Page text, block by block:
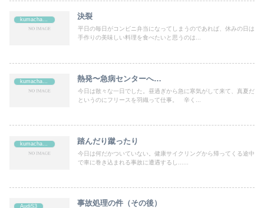
決裂
平日の毎日がコンビニ弁当になってしまうのであれば、休みの日は
手作りの美味しい料理を食べたいと思うのは...
kumachan's 熱発〜急病センターへ…
今日は散々な一日でした。昼過ぎから急に寒気がして来て、真夏だ
というのにフリースを羽織って仕事。 辛く...
踏んだり蹴ったり
今日は何だかついていない。健康サイクリングから帰ってくる途中
で車に巻き込まれる事故に遭遇するし......
AudiS3 事故処理の件（その後）